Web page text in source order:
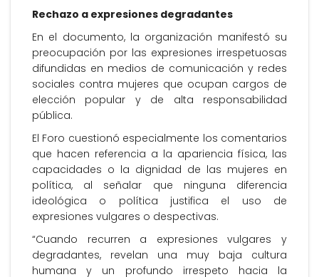
Rechazo a expresiones degradantes
En el documento, la organización manifestó su
preocupación por las expresiones irrespetuosas
difundidas en medios de comunicación y redes
sociales contra mujeres que ocupan cargos de
elección popular y de alta responsabilidad
pública.
El Foro cuestionó especialmente los comentarios
que hacen referencia a la apariencia física, las
capacidades o la dignidad de las mujeres en
política, al señalar que ninguna diferencia
ideológica o política justifica el uso de
expresiones vulgares o despectivas.
“Cuando recurren a expresiones vulgares y
degradantes, revelan una muy baja cultura
humana y un profundo irrespeto hacia la